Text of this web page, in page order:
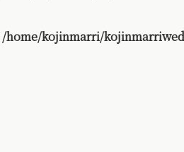
/home/kojinmarri/